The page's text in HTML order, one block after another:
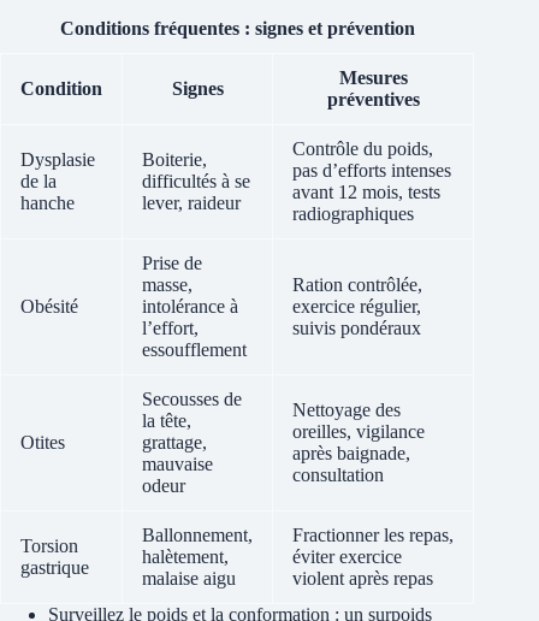
Conditions fréquentes : signes et prévention
Condition Signes
Mesures
préventives
Dysplasie
de la
hanche
Boiterie,
difficultés à se
lever, raideur
Contrôle du poids,
pas d’efforts intenses
avant 12 mois, tests
radiographiques
Obésité
Prise de
masse,
intolérance à
l’effort,
essoufflement
Ration contrôlée,
exercice régulier,
suivis pondéraux
Otites
Secousses de
la tête,
grattage,
mauvaise
odeur
Nettoyage des
oreilles, vigilance
après baignade,
consultation
Torsion
gastrique
Ballonnement,
halètement,
malaise aigu
Fractionner les repas,
éviter exercice
violent après repas
Surveillez le poids et la conformation : un surpoids